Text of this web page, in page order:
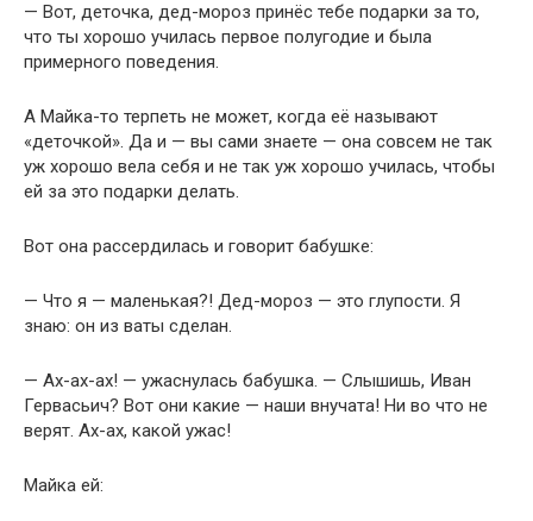
— Вот, деточка, дед-мороз принёс тебе подарки за то,
что ты хорошо училась первое полугодие и была
примерного поведения.
А Майка-то терпеть не может, когда её называют
«деточкой». Да и — вы сами знаете — она совсем не так
уж хорошо вела себя и не так уж хорошо училась, чтобы
ей за это подарки делать.
Вот она рассердилась и говорит бабушке:
— Что я — маленькая?! Дед-мороз — это глупости. Я
знаю: он из ваты сделан.
— Ах-ах-ах! — ужаснулась бабушка. — Слышишь, Иван
Гервасьич? Вот они какие — наши внучата! Ни во что не
верят. Ах-ах, какой ужас!
Майка ей: